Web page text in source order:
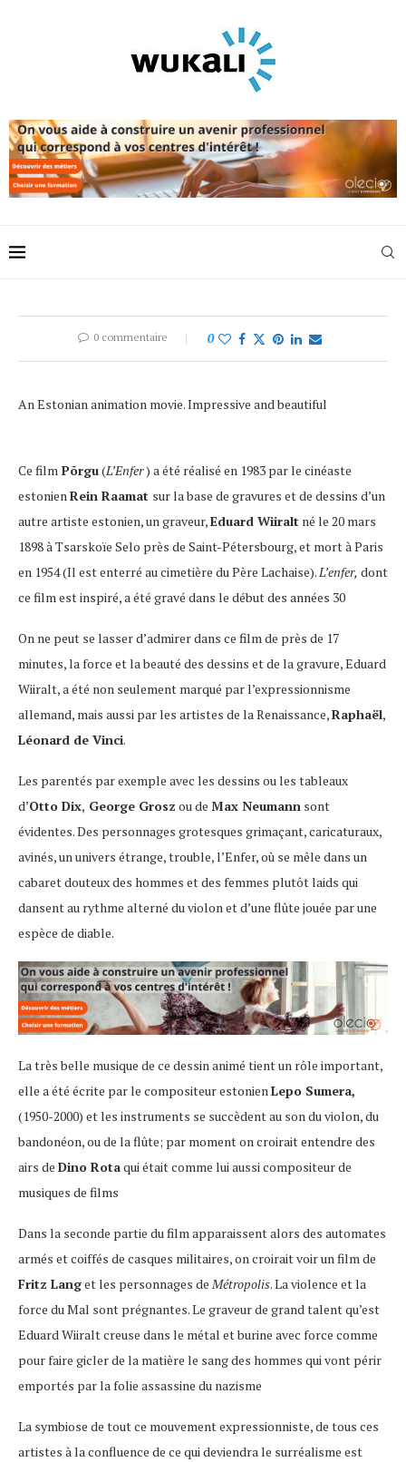
0 commentaire 0
An Estonian animation movie. Impressive and beautiful
Ce film Põrgu(L’Enfer) a été réalisé en 1983 par le cinéaste
estonien Rein Raamat sur la base de gravures et de dessins d’un
autre artiste estonien, un graveur,Eduard Wiiralt né le 20 mars
1898 à Tsarskoïe Selo près de Saint-Pétersbourg, et mort à Paris
en 1954 (Il est enterré au cimetière du Père Lachaise). L’enfer, dont
ce film est inspiré, a été gravé dans le début des années 30
On ne peut se lasser d’admirer dans ce film de près de 17
minutes, la force et la beauté des dessins et de la gravure, Eduard
Wiiralt, a été non seulement marqué par l’expressionnisme
allemand, mais aussi par les artistes de la Renaissance,Raphaël,
Léonard de Vinci.
Les parentés par exemple avec les dessins ou les tableaux
d’Otto Dix, George Grosz ou de Max Neumann sont
évidentes. Des personnages grotesques grimaçant, caricaturaux,
avinés, un univers étrange, trouble, l’Enfer, où se mêle dans un
cabaret douteux des hommes et des femmes plutôt laids qui
dansent au rythme alterné du violon et d’une flûte jouée par une
espèce de diable.
La très belle musique de ce dessin animé tient un rôle important,
elle a été écrite par le compositeur estonienLepo Sumera,
(1950-2000) et les instruments se succèdent au son du violon, du
bandonéon, ou de la flûte; par moment on croirait entendre des
airs de Dino Rotaqui était comme lui aussi compositeur de
musiques de films
Dans la seconde partie du film apparaissent alors des automates
armés et coiffés de casques militaires, on croirait voir un film de
Fritz Langet les personnages de Métropolis. La violence et la
force du Mal sont prégnantes. Le graveur de grand talent qu’est
Eduard Wiiralt creuse dans le métal et burine avec force comme
pour faire gicler de la matière le sang des hommes qui vont périr
emportés par la folie assassine du nazisme
La symbiose de tout ce mouvement expressionniste, de tous ces
artistes à la confluence de ce qui deviendra le surréalisme est